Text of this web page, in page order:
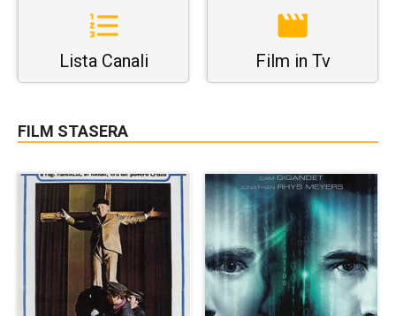
Lista Canali Film in Tv
FILM STASERA